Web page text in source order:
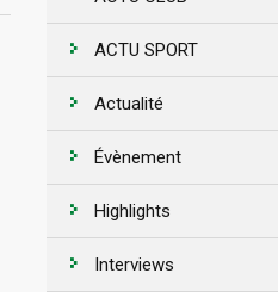
ACTU SPORT
Actualité
Évènement
Highlights
Interviews